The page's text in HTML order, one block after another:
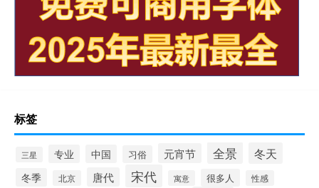
标签
三星 专业 中国 习俗 元宵节 全景 冬天
冬季 北京 唐代 宋代 寓意 很多人 性感